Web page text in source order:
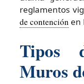
reglamentos
de contención en
Tipos
Muros